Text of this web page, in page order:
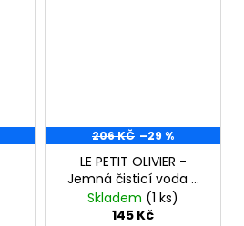
206 KČ –29 %
LE PETIT OLIVIER -
Jemná čisticí voda -
Bio pro miminka 750
ml
Skladem (1 ks)
145 Kč